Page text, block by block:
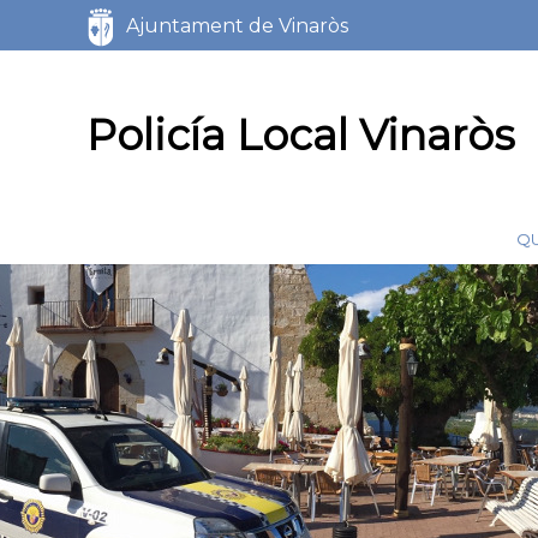
Ajuntament de Vinaròs
Policía Local Vinaròs